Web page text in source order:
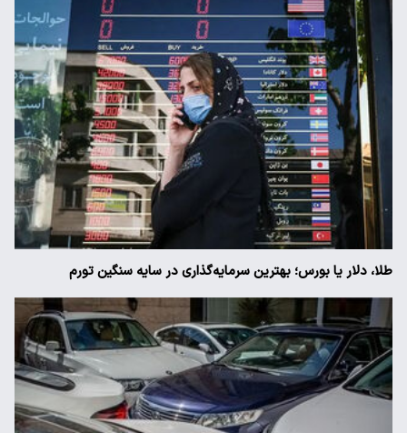
طلا، دلار یا بورس؛ بهترین سرمایه‌گذاری در سایه سنگین تورم